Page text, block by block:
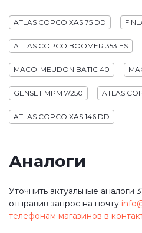
ATLAS COPCO XAS 75 DD
ATLAS COPCO BOOMER 353 ES
MACO-MEUDON BATIC 40
GENSET MPM 7/250 ATLAS
ATLAS COPCO XAS 146 DD
Аналоги
Уточнить актуальные
отправив запрос на почту
телефонам магазинов в